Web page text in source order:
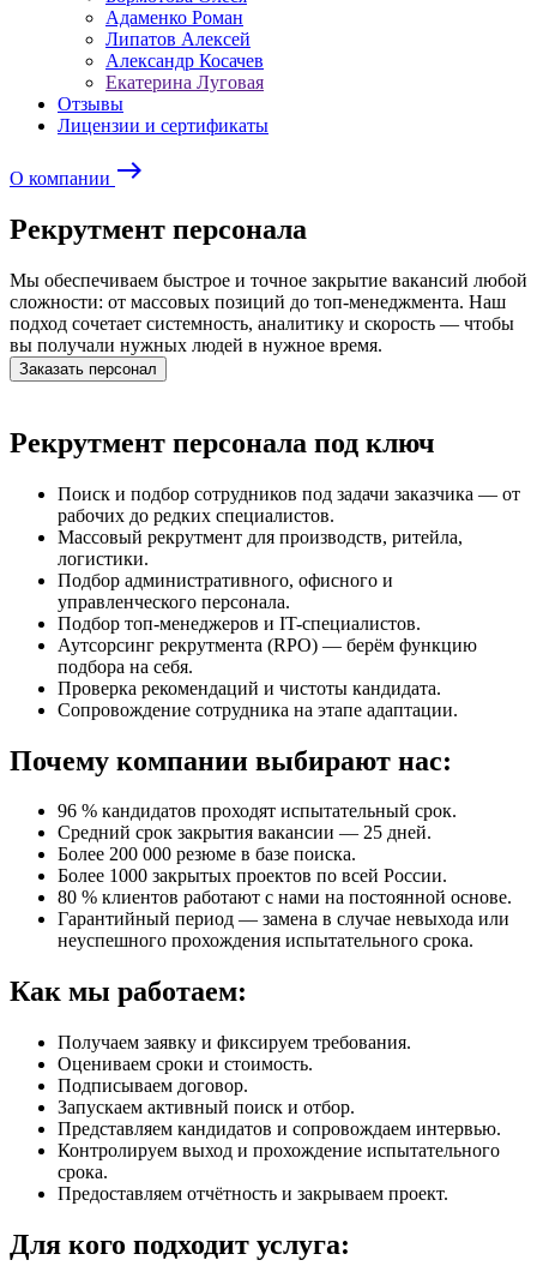
Адаменко Роман
Липатов Алексей
Александр Косачев
Екатерина Луговая
Отзывы
Лицензии и сертификаты
О компании east
Рекрутмент персонала
Мы обеспечиваем быстрое и точное закрытие вакансий любой
сложности: от массовых позиций до топ-менеджмента. Наш
подход сочетает системность, аналитику и скорость — чтобы
вы получали нужных людей в нужное время.
Заказать персонал
Рекрутмент персонала под ключ
Поиск и подбор сотрудников под задачи заказчика — от
рабочих до редких специалистов.
Массовый рекрутмент для производств, ритейла,
логистики.
Подбор административного, офисного и
управленческого персонала.
Подбор топ-менеджеров и IT-специалистов.
Аутсорсинг рекрутмента (RPO) — берём функцию
подбора на себя.
Проверка рекомендаций и чистоты кандидата.
Сопровождение сотрудника на этапе адаптации.
Почему компании выбирают нас:
96 % кандидатов проходят испытательный срок.
Средний срок закрытия вакансии — 25 дней.
Более 200 000 резюме в базе поиска.
Более 1000 закрытых проектов по всей России.
80 % клиентов работают с нами на постоянной основе.
Гарантийный период — замена в случае невыхода или
неуспешного прохождения испытательного срока.
Как мы работаем:
Получаем заявку и фиксируем требования.
Оцениваем сроки и стоимость.
Подписываем договор.
Запускаем активный поиск и отбор.
Представляем кандидатов и сопровождаем интервью.
Контролируем выход и прохождение испытательного
срока.
Предоставляем отчётность и закрываем проект.
Для кого подходит услуга: